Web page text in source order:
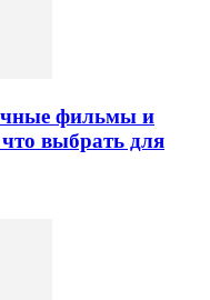
фильмы и
выбрать для